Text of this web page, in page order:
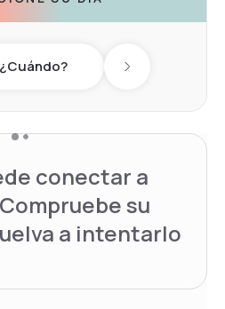
¿Cuándo? Next day
conectar a
su
a intentarlo